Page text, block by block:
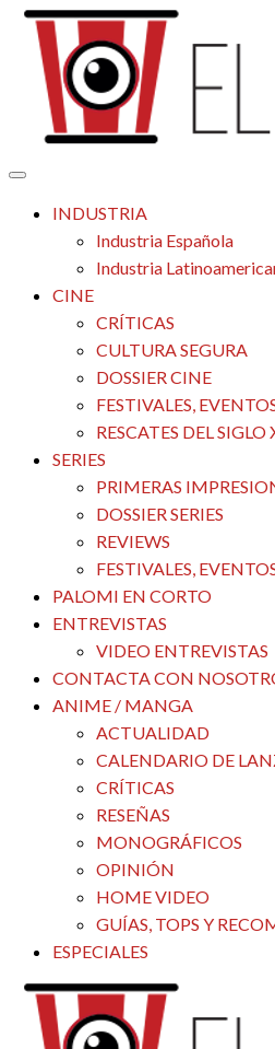
Saltar
contenido
El Palomitrón
Tu espacio de la industria de cine
INDUSTRIA
Industria Española
Industria
CINE
CRÍTICAS
CULTURA SEGURA
DOSSIER CINE
FESTIVALES,
RESCATES DEL SIGLO
SERIES
PRIMERAS
DOSSIER SERIES
REVIEWS
FESTIVALES,
PALOMI EN CORTO
ENTREVISTAS
VIDEO ENTREVISTAS
CONTACTA CON
ANIME / MANGA
ACTUALIDAD
CALENDARIO DE
CRÍTICAS
RESEÑAS
MONOGRÁFICOS
OPINIÓN
HOME VIDEO
GUÍAS, TOPS Y
ESPECIALES